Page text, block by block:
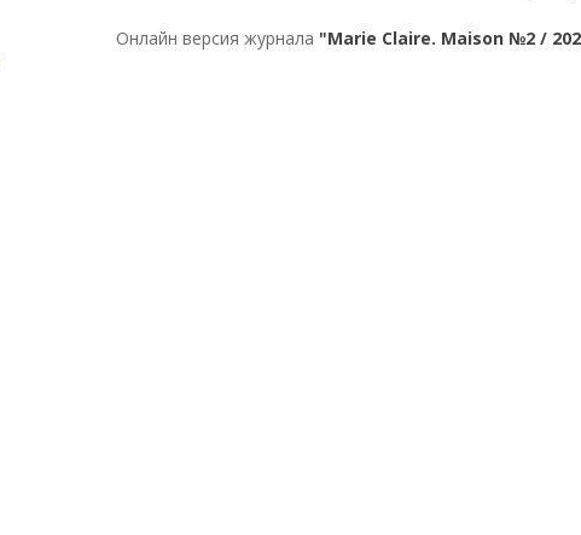
Онлайн версия журнала "Marie Claire. Maison №2 /